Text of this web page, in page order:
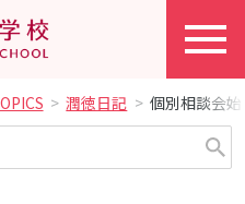
潤徳日記 個別相談会始